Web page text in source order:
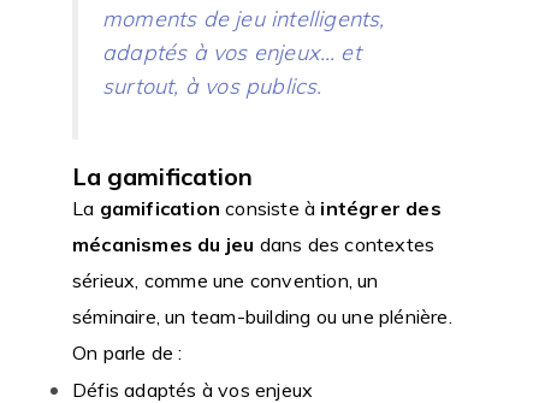
moments de jeu intelligents,
adaptés à vos enjeux… et
surtout, à vos publics.
La gamification
La gamification consiste à intégrer des
mécanismes du jeu dans des contextes
sérieux, comme une convention, un
séminaire, un team-building ou une plénière.
On parle de :
Défis adaptés à vos enjeux